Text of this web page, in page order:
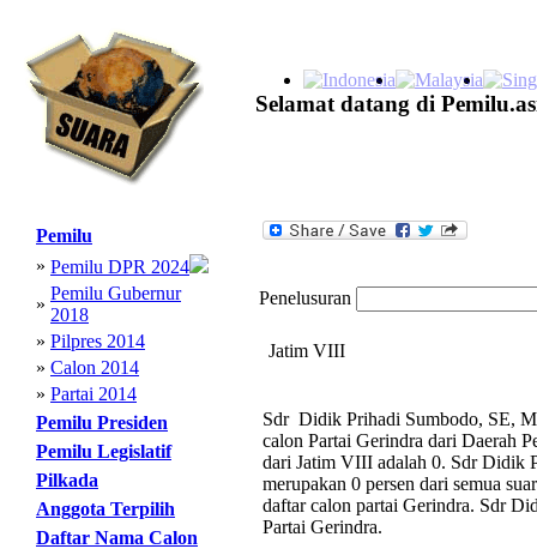
Selamat datang di
Pemilu
» Pemilu DPR 2024
»
Pemilu Gubernur
2018
» Pilpres 2014
» Calon 2014
» Partai 2014
Pemilu Presiden
Pemilu Legislatif
Pilkada
Anggota Terpilih
Daftar Nama Calon
Penelusuran
Jatim VIII
Sdr Didik Prihadi Sumbodo, SE,
calon Partai Gerindra dari Daerah
dari Jatim VIII adalah 0. Sdr Didik
merupakan 0 persen dari semua
daftar calon partai Gerindra. Sdr
Partai Gerindra.